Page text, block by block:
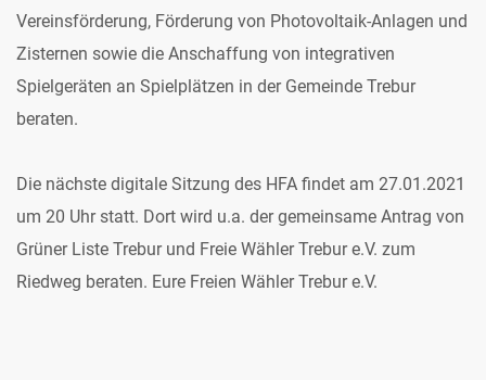
Vereinsförderung, Förderung von Photovoltaik-Anlagen und
Zisternen sowie die Anschaffung von integrativen
Spielgeräten an Spielplätzen in der Gemeinde Trebur
beraten.
Die nächste digitale Sitzung des HFA findet am 27.01.2021
um 20 Uhr statt. Dort wird u.a. der gemeinsame Antrag von
Grüner Liste Trebur und Freie Wähler Trebur e.V. zum
Riedweg beraten. Eure Freien Wähler Trebur e.V.